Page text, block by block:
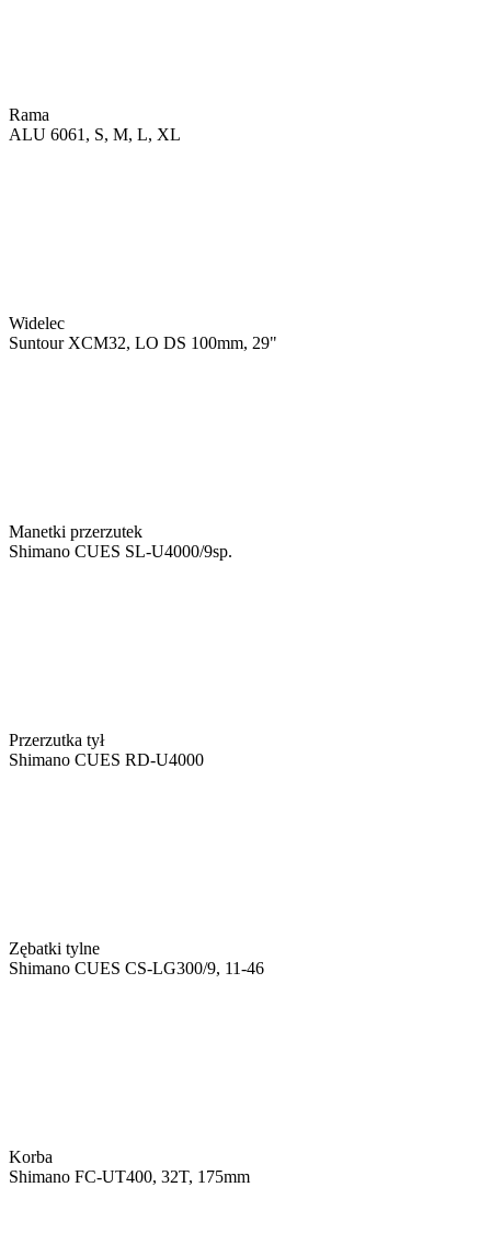
Rama
ALU 6061, S, M, L, XL
Widelec
Suntour XCM32, LO DS 100mm, 29"
Manetki przerzutek
Shimano CUES SL-U4000/9sp.
Przerzutka tył
Shimano CUES RD-U4000
Zębatki tylne
Shimano CUES CS-LG300/9, 11-46
Korba
Shimano FC-UT400, 32T, 175mm